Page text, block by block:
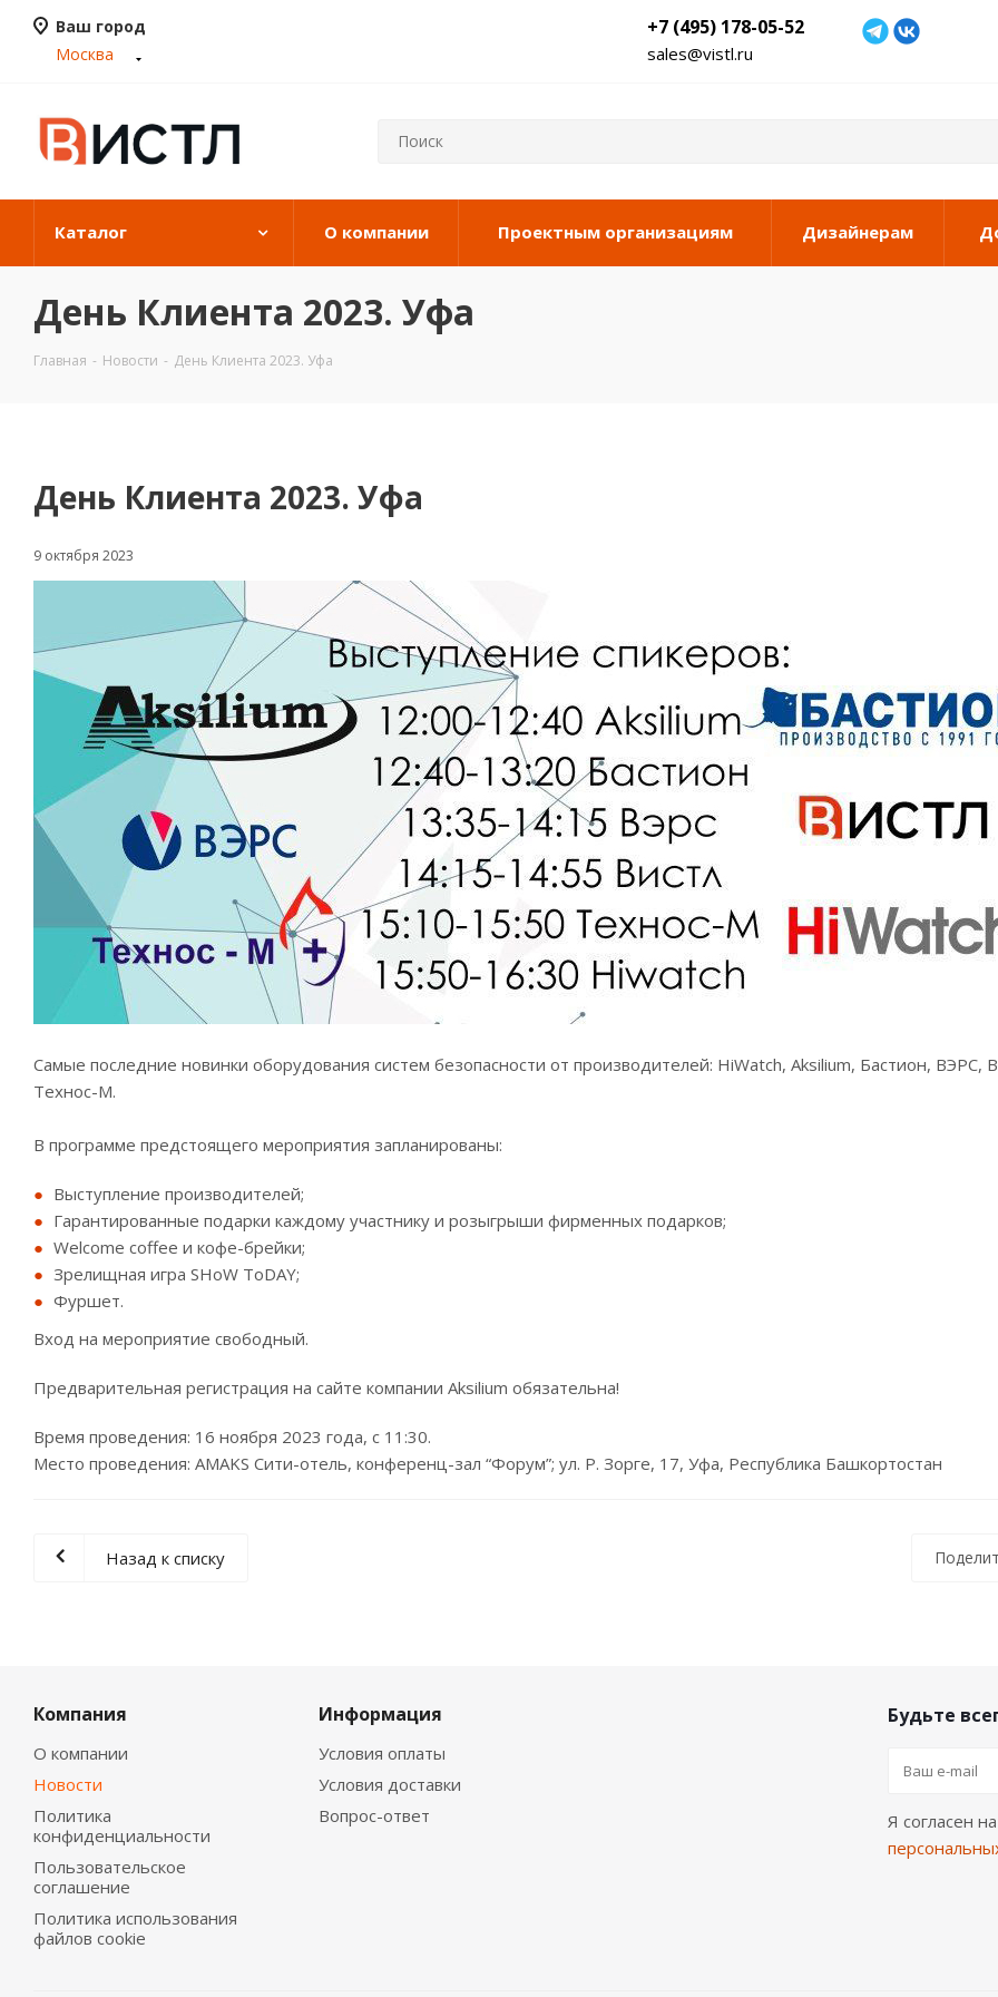
Ваш город
Москва
+7 (495) 178-05-52
sales@vistl.ru
Каталог О компании Проектным организациям Дизайнерам
День Клиента 2023. Уфа
Главная - Новости - День Клиента 2023. Уфа
День Клиента 2023. Уфа
9 октября 2023
Самые последние новинки оборудования систем безопасности от производителей: HiWatch, Aksilium, Бастион, ВЭРС,
Технос-М.
В программе предстоящего мероприятия запланированы:
Выступление производителей;
Гарантированные подарки каждому участнику и розыгрыши фирменных подарков;
Welcome coffee и кофе-брейки;
Зрелищная игра SHoW ToDAY;
Фуршет.
Вход на мероприятие свободный.
Предварительная регистрация на сайте компании Aksilium обязательна!
Время проведения: 16 ноября 2023 года, с 11:30.
Место проведения: AMAKS Сити-отель, конференц-зал “Форум”; ул. Р. Зорге, 17, Уфа, Республика Башкортостан
Назад к списку
Компания
О компании
Новости
Политика
конфиденциальности
Пользовательское
соглашение
Политика использования
файлов cookie
Информация
Условия оплаты
Условия доставки
Вопрос-ответ
Будьте
Я согласен на